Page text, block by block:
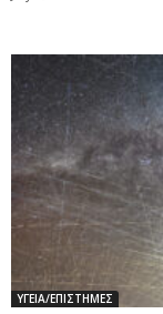
ΥΓΕΙΑ/ΕΠΙΣΤΗΜΕΣ